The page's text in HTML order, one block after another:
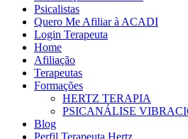
Psicalistas
Quero Me Afiliar à ACADI
Login Terapeuta
Home
Afiliação
Terapeutas
Formações
HERTZ TERAPIA
PSICANÁLISE
Blog